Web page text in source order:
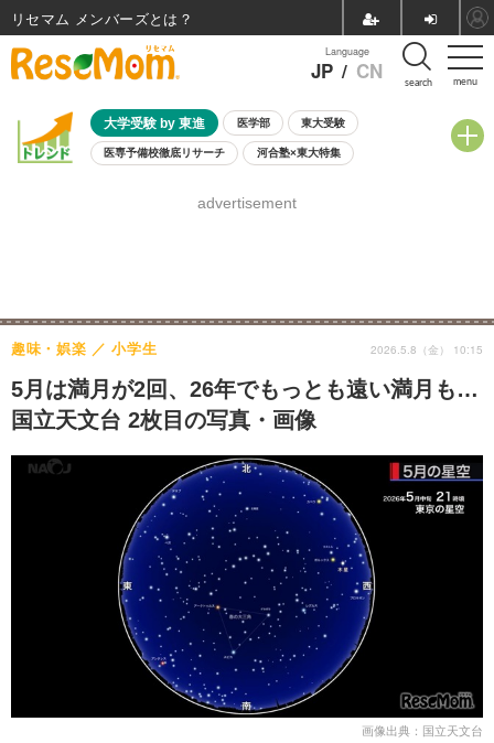
menu
Language
JP / CN search
大学受験 by 東進 医学部 東大受験
医専予備校徹底リサーチ 河合塾×東大特集
8月開催学校説明会・相談会
advertisement
5月は満月が2回、26年でもっとも遠い満月も…
国立天文台 2枚目の写真・画像
趣味・娯楽 小学生 2026.5.8（金） 10:15
画像出典：国立天文台
リセマム メンバーズ